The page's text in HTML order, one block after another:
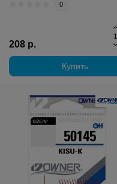
0
208 р.
Купить